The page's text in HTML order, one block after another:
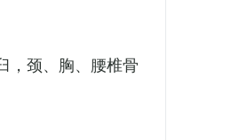
，颈、胸、腰椎骨